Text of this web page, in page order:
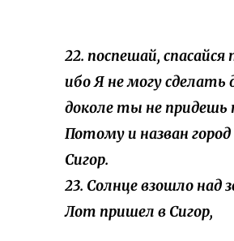
22. поспешай, спасайся
ибо Я не могу сделать
доколе ты не придешь
Потому и назван город
Сигор.
23. Солнце взошло над
Лот пришел в Сигор,